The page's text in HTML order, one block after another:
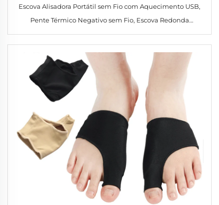
Escova Alisadora Portátil sem Fio com Aquecimento USB,
Pente Térmico Negativo sem Fio, Escova Redonda
Aquecida para Casa e Salão